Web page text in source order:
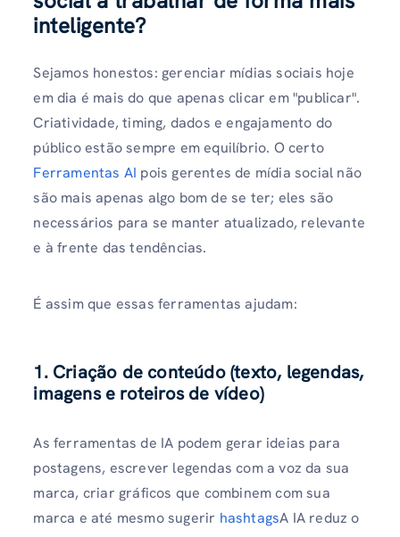
inteligente?
Sejamos honestos: gerenciar mídias sociais hoje
em dia é mais do que apenas clicar em "publicar".
Criatividade, timing, dados e engajamento do
público estão sempre em equilíbrio. O certo
Ferramentas AI pois gerentes de mídia social não
são mais apenas algo bom de se ter; eles são
necessários para se manter atualizado, relevante
e à frente das tendências.
É assim que essas ferramentas ajudam:
1. Criação de conteúdo (texto, legendas,
imagens e roteiros de vídeo)
As ferramentas de IA podem gerar ideias para
postagens, escrever legendas com a voz da sua
marca, criar gráficos que combinem com sua
marca e até mesmo sugerir hashtagsA IA reduz o